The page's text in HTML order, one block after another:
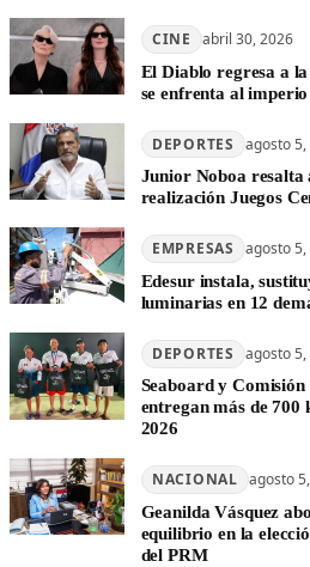
CINE abril 30, 2026
El Diablo regresa a
se enfrenta al
DEPORTES agosto
Junior Noboa resalta
realización Juegos
EMPRESAS agosto
Edesur instala,
luminarias en 12
DEPORTES agosto
Seaboard y
entregan más de
2026
NACIONAL agosto
Geanilda Vásquez
equilibrio en la
del PRM